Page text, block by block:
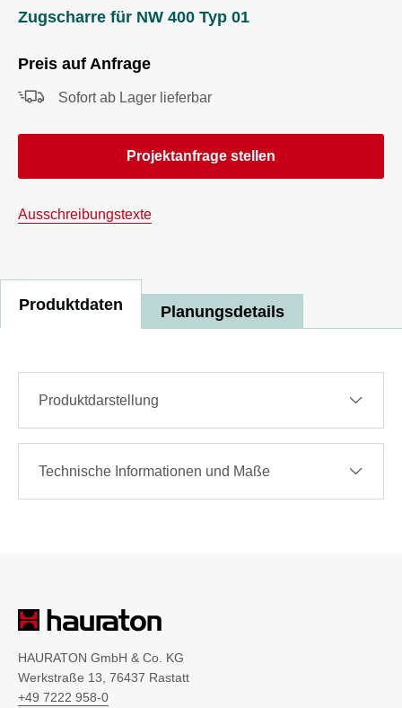
Zugscharre für NW 400 Typ 01
Preis auf Anfrage
Sofort ab Lager lieferbar
Projektanfrage stellen
Ausschreibungstexte
Produktdaten Planungsdetails
Produktdarstellung
Technische Informationen und Maße
HAURATON GmbH & Co. KG
Werkstraße 13, 76437 Rastatt
+49 7222 958-0